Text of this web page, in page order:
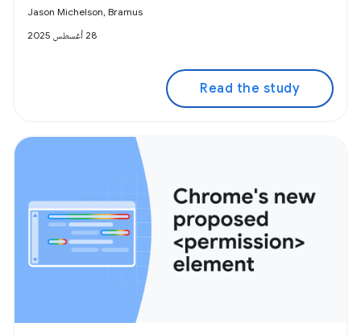
Jason Michelson, Bramus
28 أغسطس 2025
Read the study